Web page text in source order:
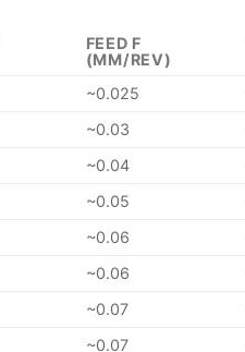
FEED F
(MM/REV)
~0.025
~0.03
~0.04
~0.05
~0.06
~0.06
~0.07
~0.07